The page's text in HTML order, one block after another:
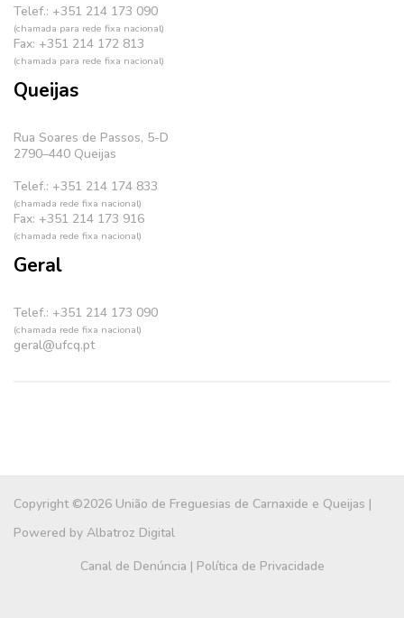
Telef.: +351 214 173 090
(chamada para rede fixa nacional)
Fax: +351 214 172 813
(chamada para rede fixa nacional)
Queijas
Rua Soares de Passos, 5-D
2790–440 Queijas
Telef.: +351 214 174 833
(chamada rede fixa nacional)
Fax: +351 214 173 916
(chamada rede fixa nacional)
Geral
Telef.: +351 214 173 090
(chamada rede fixa nacional)
geral@ufcq.pt
Copyright ©2026 União de Freguesias de Carnaxide e Queijas |
Powered by Albatroz Digital
Canal de Denúncia | Política de Privacidade